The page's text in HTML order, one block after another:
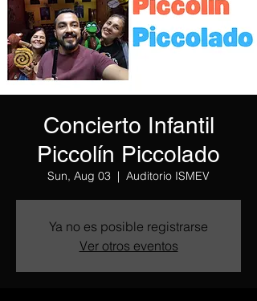
Concierto Infantil
Piccolín Piccolado
Sun, Aug 03
  |
Auditorio ISMEV
Ya no es posible registrarse
Ver otros eventos